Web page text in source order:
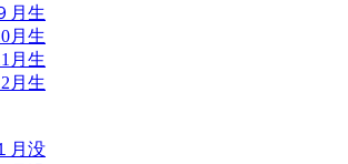
月生
月生
月生
月生
月没